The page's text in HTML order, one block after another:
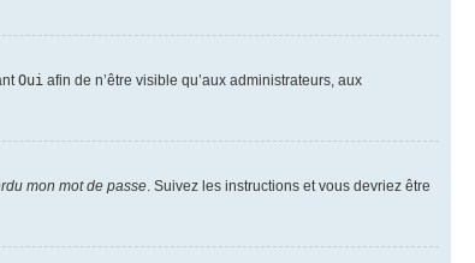
Oui afin de n’être visible qu’aux administrateurs, aux
mon mot de passe. Suivez les instructions et vous devriez être